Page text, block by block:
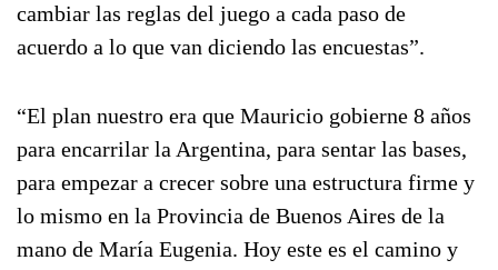
cambiar las reglas del juego a cada paso de
acuerdo a lo que van diciendo las encuestas”.
“El plan nuestro era que Mauricio gobierne 8 años
para encarrilar la Argentina, para sentar las bases,
para empezar a crecer sobre una estructura firme y
lo mismo en la Provincia de Buenos Aires de la
mano de María Eugenia. Hoy este es el camino y